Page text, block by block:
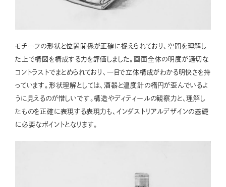
モチーフの形状と位置関係が正確に捉えられており、空間を理解し
た上で構図を構成する力を評価しました。画面全体の明度が適切な
コントラストでまとめられており、一目で立体構成がわかる明快さを持
っています。形状理解としては、酒器と温度計の楕円が歪んでいるよ
うに見えるのが惜しいです。構造やディティールの観察力と、理解し
たものを正確に表現する表現力も、インダストリアルデザインの基礎
に必要なポイントとなります。